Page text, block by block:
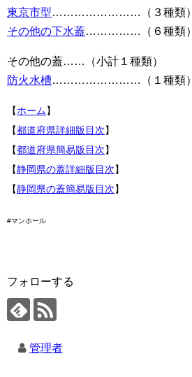
東京市型……………………（３種類）
その他の下水蓋……………（６種類）
その他の蓋……（小計１種類）
防火水槽……………………（１種類）
【ホーム】
【都道府県詳細版目次】
【都道府県簡易版目次】
【静岡県の蓋詳細版目次】
【静岡県の蓋簡易版目次】
#マンホール
フォローする
管理者